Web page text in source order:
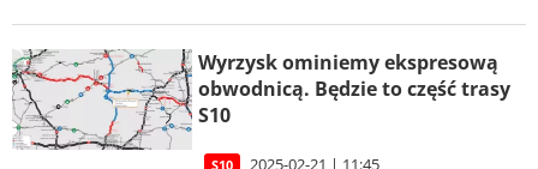
Wyrzysk ominiemy ekspresową
obwodnicą. Będzie to część trasy
S10